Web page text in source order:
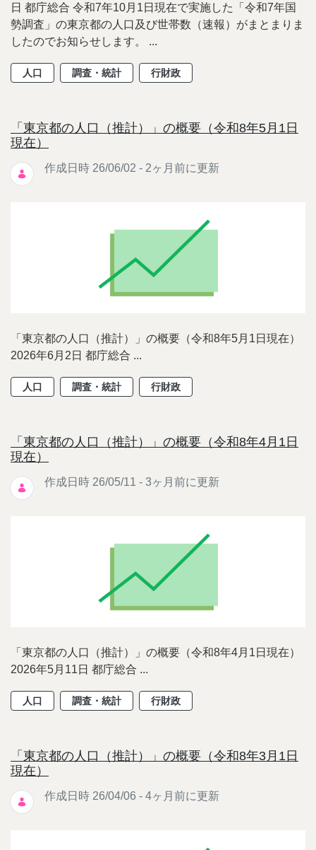
日 都庁総合 令和7年10月1日現在で実施した「令和7年国
勢調査」の東京都の人口及び世帯数（速報）がまとまりま
したのでお知らせします。 ...
人口 調査・統計 行財政
「東京都の人口（推計）」の概要（令和8年5月1日
現在）
作成日時 26/06/02 - 2ヶ月前に更新
「東京都の人口（推計）」の概要（令和8年5月1日現在）
2026年6月2日 都庁総合 ...
人口 調査・統計 行財政
「東京都の人口（推計）」の概要（令和8年4月1日
現在）
作成日時 26/05/11 - 3ヶ月前に更新
「東京都の人口（推計）」の概要（令和8年4月1日現在）
2026年5月11日 都庁総合 ...
人口 調査・統計 行財政
「東京都の人口（推計）」の概要（令和8年3月1日
現在）
作成日時 26/04/06 - 4ヶ月前に更新